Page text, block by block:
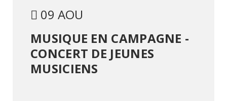
09 AOU
MUSIQUE EN CAMPAGNE -
CONCERT DE JEUNES
MUSICIENS